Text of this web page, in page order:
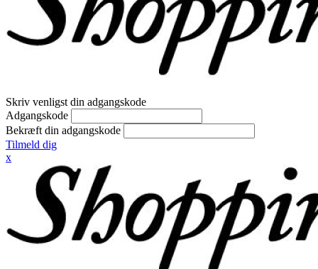
Skriv venligst din adgangskode
Adgangskode
Bekræft din adgangskode
Tilmeld dig
x